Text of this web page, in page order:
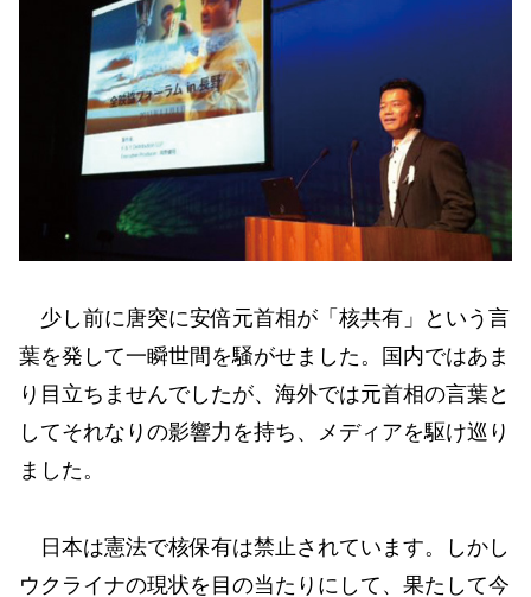
少し前に唐突に安倍元首相が「核共有」という言
葉を発して一瞬世間を騒がせました。国内ではあま
り目立ちませんでしたが、海外では元首相の言葉と
してそれなりの影響力を持ち、メディアを駆け巡り
ました。
日本は憲法で核保有は禁止されています。しかし
ウクライナの現状を目の当たりにして、果たして今